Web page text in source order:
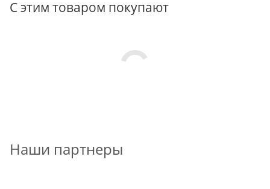
С этим товаром покупают
Наши партнеры